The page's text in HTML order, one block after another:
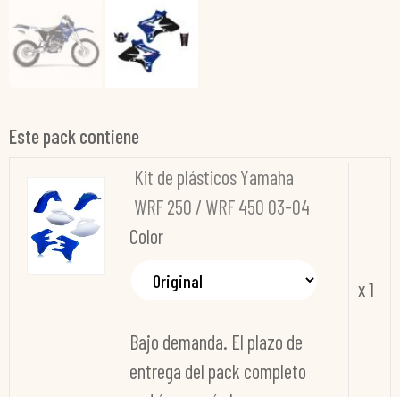
Este pack contiene
Kit de plásticos Yamaha
WRF 250 / WRF 450 03-04
Color
Bajo demanda. El plazo de
entrega del pack completo
x 1